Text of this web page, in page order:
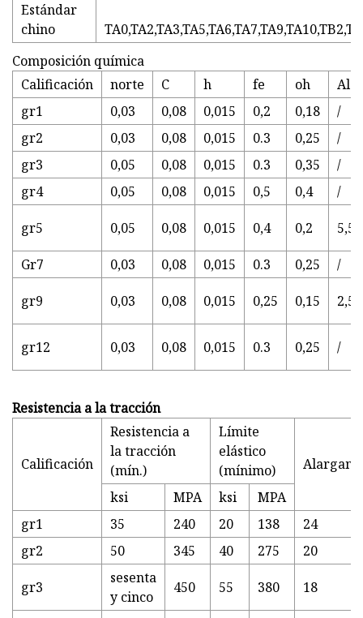
Estándar
chino
Composición química
Calificación
norte C h fe oh
gr1
0,03 0,08 0,015 0,2 0,18
/
gr2
0,03 0,08 0,015 0.3 0,25
/
gr3
0,05 0,08 0,015 0.3 0,35
/
gr4
0,05 0,08 0,015 0,5 0,4 /
gr5 0,05 0,08 0,015 0,4 0,2
Gr7 0,03 0,08 0,015 0.3 0,25 /
gr9 0,03 0,08 0,015 0,25 0,15
gr12 0,03 0,08 0,015 0.3 0,25 /
Resistencia a la tracción
Calificación
Resistencia a
la tracción
(mín.)
Límite
elástico
(mínimo)
ksi
MPA ksi
MPA
gr1
35 240 20 138
24
gr2
50 345 40 275 20
gr3
sesenta
y cinco
450 55 380 18